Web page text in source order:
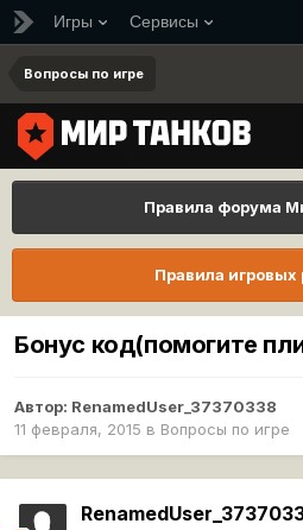
Игры Сервисы
Вопросы по игре
Правила форума
Правила игровых
Бонус код(помогите
Автор: RenamedUser_37370338
11 февраля, 2015 в Вопросы по игре